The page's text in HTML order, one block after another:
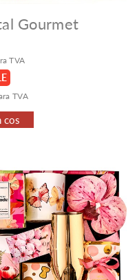
Gourmet
TVA
TVA
cos